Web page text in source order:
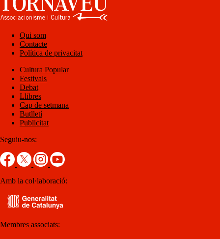
Qui som
Contacte
Política de privacitat
Cultura Popular
Festivals
Debat
Llibres
Cap de setmana
Butlletí
Publicitat
Seguiu-nos:
Amb la col·laboració:
Membres associats: